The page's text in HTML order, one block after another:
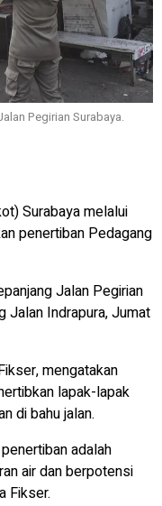
Pegirian Surabaya.
Surabaya melalui
penertiban Pedagang
Jalan Pegirian
Jalan Indrapura, Jumat
mengatakan
lapak-lapak
di bahu jalan.
adalah
air dan berpotensi
Fikser.